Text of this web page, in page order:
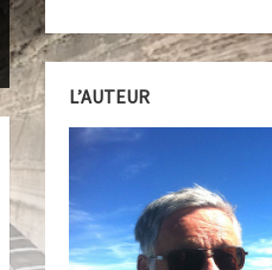
L’AUTEUR